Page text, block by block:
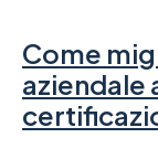
Come
aziendale